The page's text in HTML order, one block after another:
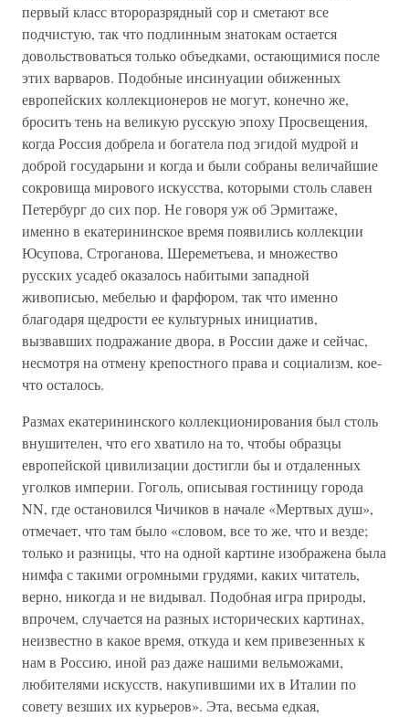
первый класс второразрядный сор и сметают все
подчистую, так что подлинным знатокам остается
довольствоваться только объедками, остающимися после
этих варваров. Подобные инсинуации обиженных
европейских коллекционеров не могут, конечно же,
бросить тень на великую русскую эпоху Просвещения,
когда Россия добрела и богатела под эгидой мудрой и
доброй государыни и когда и были собраны величайшие
сокровища мирового искусства, которыми столь славен
Петербург до сих пор. Не говоря уж об Эрмитаже,
именно в екатерининское время появились коллекции
Юсупова, Строганова, Шереметьева, и множество
русских усадеб оказалось набитыми западной
живописью, мебелью и фарфором, так что именно
благодаря щедрости ее культурных инициатив,
вызвавших подражание двора, в России даже и сейчас,
несмотря на отмену крепостного права и социализм, кое-
что осталось.
Размах екатерининского коллекционирования был столь
внушителен, что его хватило на то, чтобы образцы
европейской цивилизации достигли бы и отдаленных
уголков империи. Гоголь, описывая гостиницу города
NN, где остановился Чичиков в начале «Мертвых душ»,
отмечает, что там было «словом, все то же, что и везде;
только и разницы, что на одной картине изображена была
нимфа с такими огромными грудями, каких читатель,
верно, никогда и не видывал. Подобная игра природы,
впрочем, случается на разных исторических картинах,
неизвестно в какое время, откуда и кем привезенных к
нам в Россию, иной раз даже нашими вельможами,
любителями искусств, накупившими их в Италии по
совету везших их курьеров». Эта, весьма едкая,